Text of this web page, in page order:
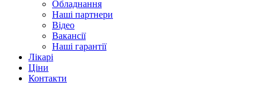
Обладнання
Наші партнери
Відео
Вакансії
Наші гарантії
Лікарі
Ціни
Контакти